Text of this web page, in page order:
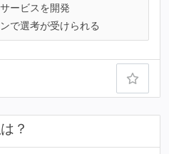
ービスを開発
で選考が受けられる
は？